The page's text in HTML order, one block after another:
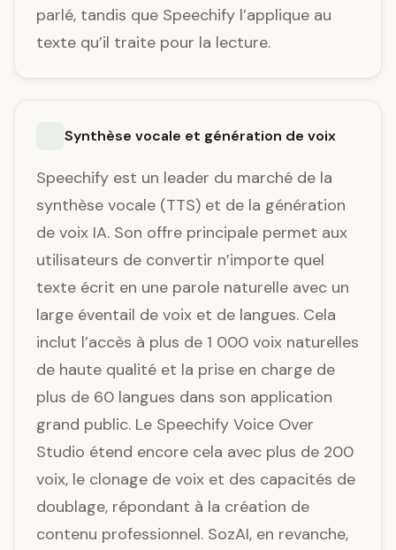
parlé, tandis que Speechify l’applique au
texte qu’il traite pour la lecture.
Synthèse vocale et génération de voix
Speechify est un leader du marché de la
synthèse vocale (TTS) et de la génération
de voix IA. Son offre principale permet aux
utilisateurs de convertir n’importe quel
texte écrit en une parole naturelle avec un
large éventail de voix et de langues. Cela
inclut l’accès à plus de 1 000 voix naturelles
de haute qualité et la prise en charge de
plus de 60 langues dans son application
grand public. Le Speechify Voice Over
Studio étend encore cela avec plus de 200
voix, le clonage de voix et des capacités de
doublage, répondant à la création de
contenu professionnel. SozAI, en revanche,